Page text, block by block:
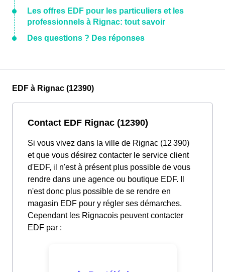
Les offres EDF pour les particuliers et les
professionnels à Rignac: tout savoir
Des questions ? Des réponses
EDF à Rignac (12390)
Contact EDF Rignac (12390)
Si vous vivez dans la ville de Rignac (12 390)
et que vous désirez contacter le service client
d'EDF, il n'est à présent plus possible de vous
rendre dans une agence ou boutique EDF. Il
n'est donc plus possible de se rendre en
magasin EDF pour y régler ses démarches.
Cependant les Rignacois peuvent contacter
EDF par :